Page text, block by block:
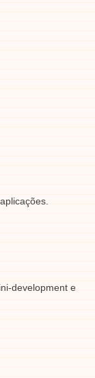
development e